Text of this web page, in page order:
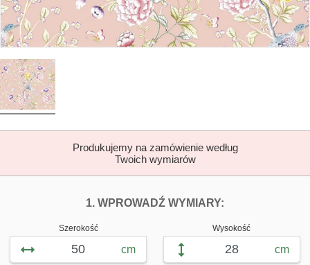
Produkujemy na zamówienie według
Twoich wymiarów
1. WPROWADŹ WYMIARY:
Szerokość
cm
Wysokość
cm